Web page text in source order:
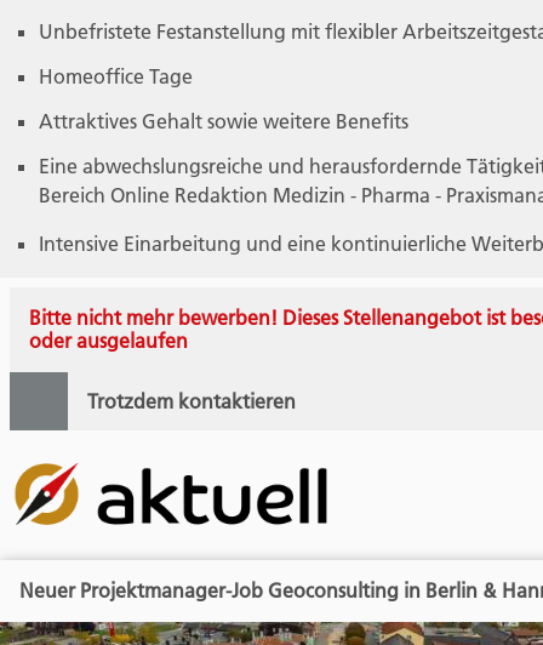
Unbefristete Festanstellung mit flexibler
Homeoffice Tage
Attraktives Gehalt sowie weitere Benefits
Eine abwechslungsreiche und herausfordernde
Bereich Online Redaktion Medizin - Pharma -
Intensive Einarbeitung und eine kontinuierliche
Bitte nicht mehr bewerben! Dieses Stellenangebot ist
oder ausgelaufen
Trotzdem kontaktieren
Neuer Projektmanager-Job Geoconsulting in Berlin &